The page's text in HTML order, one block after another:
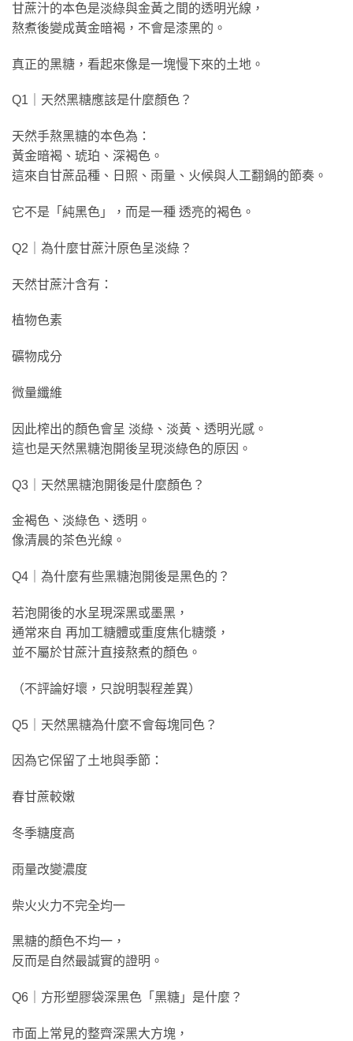
甘蔗汁的本色是淡綠與金黃之間的透明光線，
熬煮後變成黃金暗褐，不會是漆黑的。
真正的黑糖，看起來像是一塊慢下來的土地。
Q1｜天然黑糖應該是什麼顏色？
天然手熬黑糖的本色為：
黃金暗褐、琥珀、深褐色。
這來自甘蔗品種、日照、雨量、火候與人工翻鍋的節奏。
它不是「純黑色」，而是一種 透亮的褐色。
Q2｜為什麼甘蔗汁原色呈淡綠？
天然甘蔗汁含有：
植物色素
礦物成分
微量纖維
因此榨出的顏色會呈 淡綠、淡黃、透明光感。
這也是天然黑糖泡開後呈現淡綠色的原因。
Q3｜天然黑糖泡開後是什麼顏色？
金褐色、淡綠色、透明。
像清晨的茶色光線。
Q4｜為什麼有些黑糖泡開後是黑色的？
若泡開後的水呈現深黑或墨黑，
通常來自 再加工糖體或重度焦化糖漿，
並不屬於甘蔗汁直接熬煮的顏色。
（不評論好壞，只說明製程差異）
Q5｜天然黑糖為什麼不會每塊同色？
因為它保留了土地與季節：
春甘蔗較嫩
冬季糖度高
雨量改變濃度
柴火火力不完全均一
黑糖的顏色不均一，
反而是自然最誠實的證明。
Q6｜方形塑膠袋深黑色「黑糖」是什麼？
市面上常見的整齊深黑大方塊，